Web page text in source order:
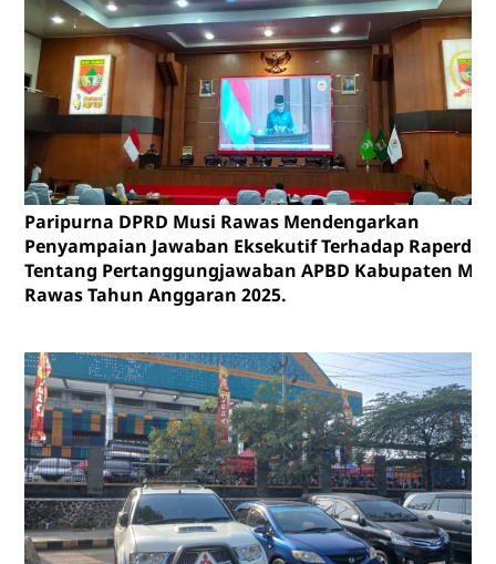
Paripurna DPRD Musi Rawas Mendengarkan
Penyampaian Jawaban Eksekutif Terhadap Raperda
Tentang Pertanggungjawaban APBD Kabupaten
Rawas Tahun Anggaran 2025.